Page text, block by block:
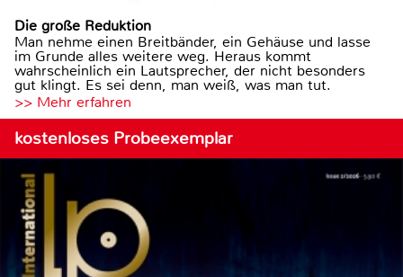
Die große Reduktion
Man nehme einen Breitbänder, ein Gehäuse und lasse
im Grunde alles weitere weg. Heraus kommt
wahrscheinlich ein Lautsprecher, der nicht besonders
gut klingt. Es sei denn, man weiß, was man tut.
>> Mehr erfahren
kostenloses Probeexemplar